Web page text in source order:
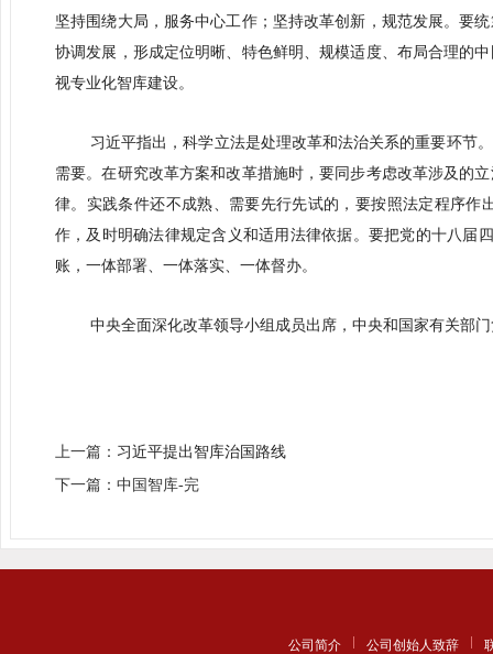
坚持围绕大局，服务中心工作；坚持改革创新，规范发展。要
协调发展，形成定位明晰、特色鲜明、规模适度、布局合理的
视专业化智库建设。
习近平指出，科学立法是处理改革和法治关系的重要环节
需要。在研究改革方案和改革措施时，要同步考虑改革涉及的
律。实践条件还不成熟、需要先行先试的，要按照法定程序
作，及时明确法律规定含义和适用法律依据。要把党的十八届
账，一体部署、一体落实、一体督办。
中央全面深化改革领导小组成员出席，中央和国家有关部
上一篇： 习近平提出智库治国路线
下一篇：中国智库-完
公司简介 公司创始人致辞